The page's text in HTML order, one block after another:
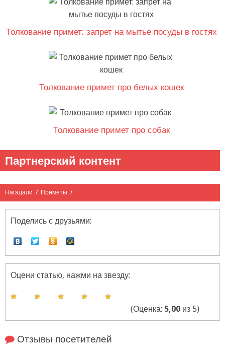
Толкование примет: запрет на мытье посуды в гостях
Толкование примет про белых кошек
Толкование примет про собак
Партнерский контент
Нагадали / Приметы /
Поделись с друзьями:
Оцени статью, нажми на звезду:
(Оценка: 5,00 из 5)
Отзывы посетителей